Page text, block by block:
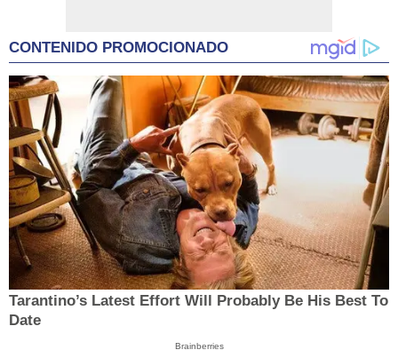
CONTENIDO PROMOCIONADO
Tarantino’s Latest Effort Will Probably Be His Best To
Date
Brainberries